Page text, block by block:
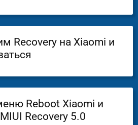
Recovery на Xiaomi и
Reboot Xiaomi и
Recovery 5.0